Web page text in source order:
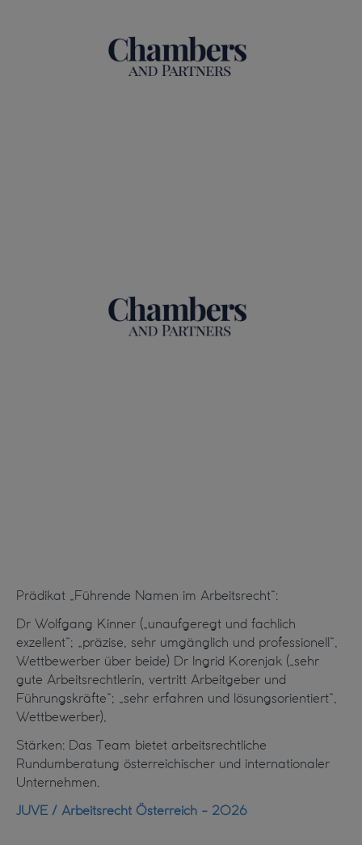
Prädikat „Führende Namen im Arbeitsrecht“:
Dr Wolfgang Kinner („unaufgeregt und fachlich
exzellent“; „präzise, sehr umgänglich und professionell“,
Wettbewerber über beide) Dr Ingrid Korenjak („sehr
gute Arbeitsrechtlerin, vertritt Arbeitgeber und
Führungskräfte“; „sehr erfahren und lösungsorientiert“,
Wettbewerber),
Stärken: Das Team bietet arbeitsrechtliche
Rundumberatung österreichischer und internationaler
Unternehmen.
JUVE / Arbeitsrecht Österreich - 2026